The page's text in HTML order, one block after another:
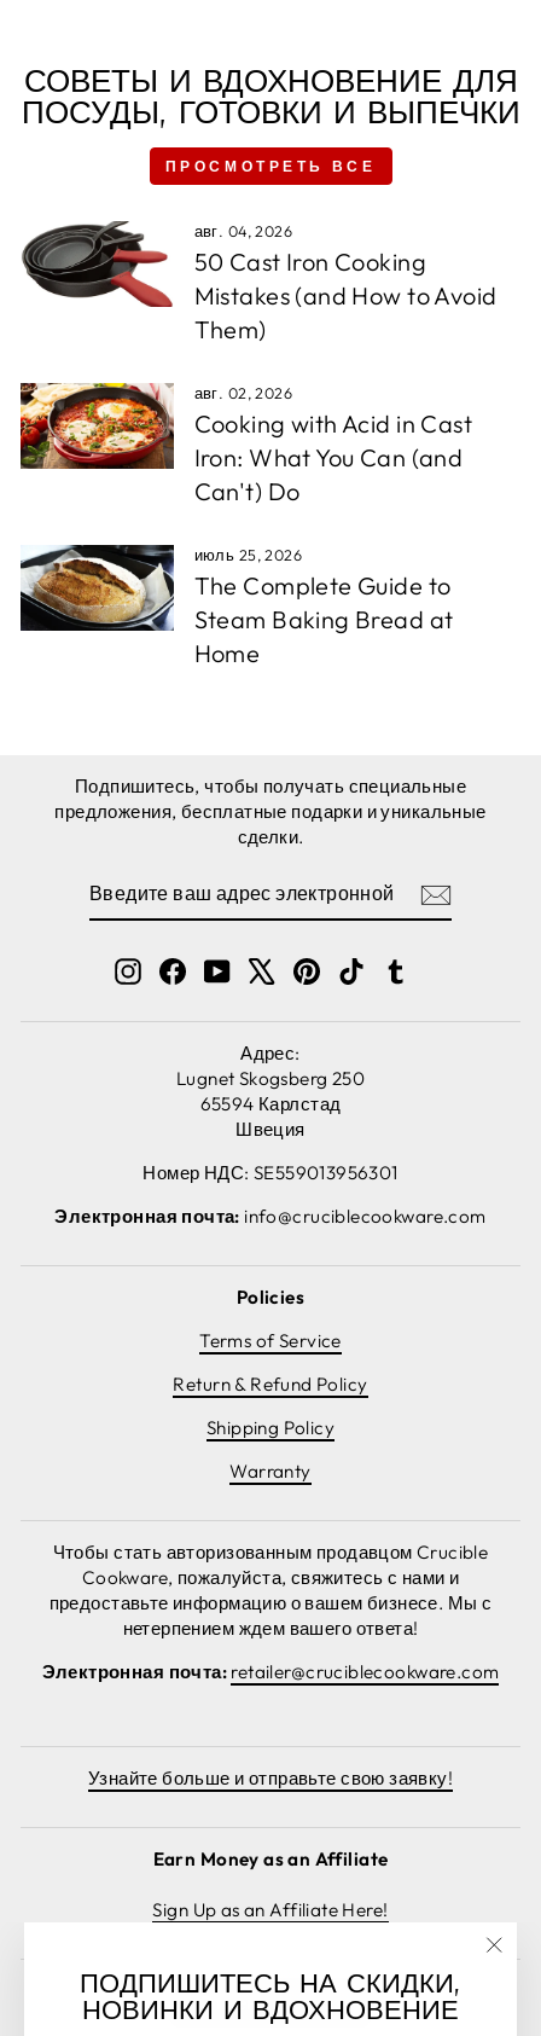
СОВЕТЫ И ВДОХНОВЕНИЕ ДЛЯ
ПОСУДЫ, ГОТОВКИ И ВЫПЕЧКИ
ПРОСМОТРЕТЬ ВСЕ
авг. 04, 2026
50 Cast Iron Cooking
Mistakes (and How to Avoid
Them)
авг. 02, 2026
Cooking with Acid in Cast
Iron: What You Can (and
Can't) Do
июль 25, 2026
The Complete Guide to
Steam Baking Bread at
Home
Подпишитесь, чтобы получать специальные
предложения, бесплатные подарки и уникальные
сделки.
АДРЕС
InstagramFacebook
YouTube Pinterest
TikTok
Адрес:
Lugnet Skogsberg 250
65594 Карлстад
Швеция
Номер НДС: SE559013956301
Электронная почта: info@cruciblecookware.com
Policies
Terms of Service
Return & Refund Policy
Shipping Policy
Warranty
Чтобы стать авторизованным продавцом Crucible
Cookware, пожалуйста, свяжитесь с нами и
предоставьте информацию о вашем бизнесе. Мы с
нетерпением ждем вашего ответа!
Электронная почта: retailer@cruciblecookware.com
Узнайте больше и отправьте свою заявку!
Earn Money as an Affiliate
Sign Up as an Affiliate Here!
Отменить заказ
ПОДПИШИТЕСЬ НА СКИДКИ,
НОВИНКИ И ВДОХНОВЕНИЕ